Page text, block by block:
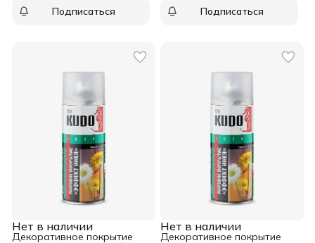
Подписаться
Подписаться
Нет в наличии
Декоративное покрытие
Нет в наличии
Декоративное покрытие